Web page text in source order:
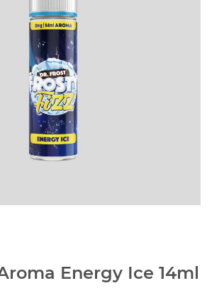
Energy Ice 14ml